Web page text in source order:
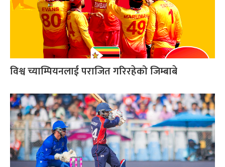
विश्व च्याम्पियनलाई पराजित गरिरहेको जिम्बाबे